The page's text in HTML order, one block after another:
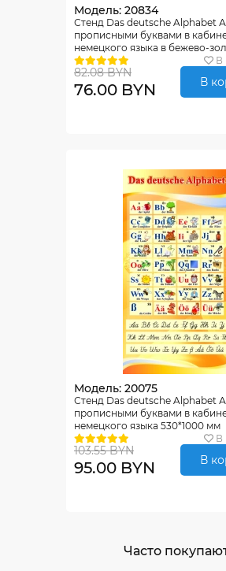
Модель: 20834
Стенд Das deutsche Alphabet
прописными буквами в
немецкого языка в бежево-
тонах 500*850мм
В
82.08 BYN
76.00 BYN В
Модель: 20075
Стенд Das deutsche Alphabet
прописными буквами в
немецкого языка 530*1000 мм
В
103.55 BYN
95.00 BYN В
Часто